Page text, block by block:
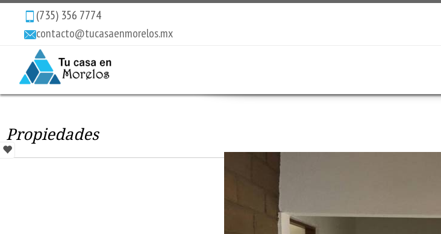
(735) 356 7774
contacto@tucasaenmorelos.mx
Propiedades